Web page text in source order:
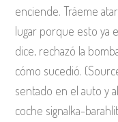
enciende. Tráeme
lugar porque esto ya
dice, rechazó la
cómo sucedió.
sentado en el auto y
coche signalka-